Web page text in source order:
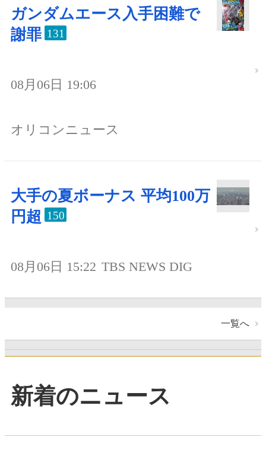
ガンダムエース入手困難で
謝罪 131
08月06日 19:06
オリコンニュース
大手の夏ボーナス 平均100万
円超 150
08月06日 15:22 TBS NEWS DIG
一覧へ
新着のニュース